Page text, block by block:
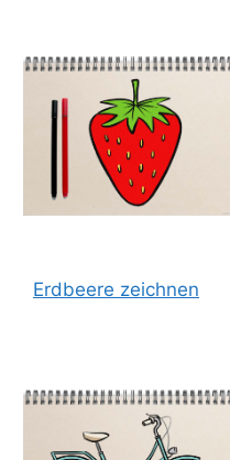
Erdbeere zeichnen